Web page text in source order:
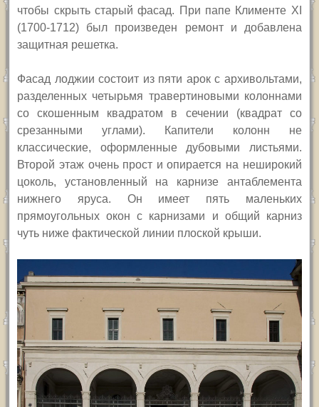
чтобы скрыть старый фасад. При папе Клименте XI
(1700-1712) был произведен ремонт и добавлена
защитная решетка.
Фасад лоджии состоит из пяти арок с архивольтами,
разделенных четырьмя травертиновыми колоннами
со скошенным квадратом в сечении (квадрат со
срезанными углами). Капители колонн не
классические, оформленные дубовыми листьями.
Второй этаж очень прост и опирается на неширокий
цоколь, установленный на карнизе антаблемента
нижнего яруса. Он имеет пять маленьких
прямоугольных окон с карнизами и общий карниз
чуть ниже фактической линии плоской крыши.